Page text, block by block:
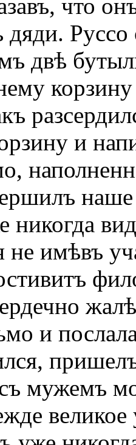
что
дяди. Руссо
двѣ
и
наше
никогда
имѣвъ
и
мужемъ
великое